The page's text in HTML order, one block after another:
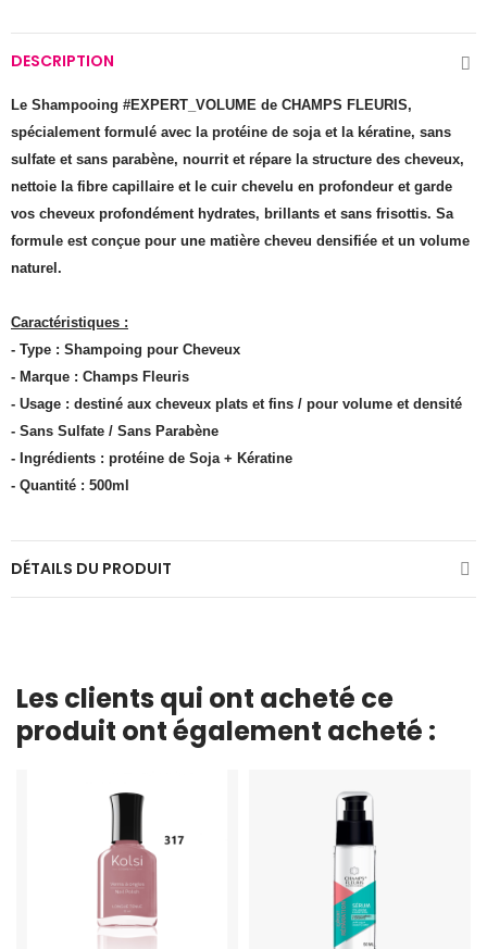
DESCRIPTION
Le Shampooing #EXPERT_VOLUME de CHAMPS FLEURIS,
spécialement formulé avec la protéine de soja et la kératine, sans
sulfate et sans parabène, nourrit et répare la structure des cheveux,
nettoie la fibre capillaire et le cuir chevelu en profondeur et garde
vos cheveux profondément hydrates, brillants et sans frisottis. Sa
formule est conçue pour une matière cheveu densifiée et un volume
naturel.
Caractéristiques :
- Type : Shampoing pour Cheveux
- Marque : Champs Fleuris
- Usage : destiné aux cheveux plats et fins / pour volume et densité
- Sans Sulfate / Sans Parabène
- Ingrédients : protéine de Soja + Kératine
- Quantité : 500ml
DÉTAILS DU PRODUIT
Les clients qui ont acheté ce
produit ont également acheté :